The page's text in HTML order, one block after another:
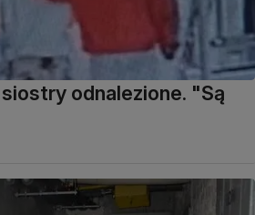
odnalezione. "Są